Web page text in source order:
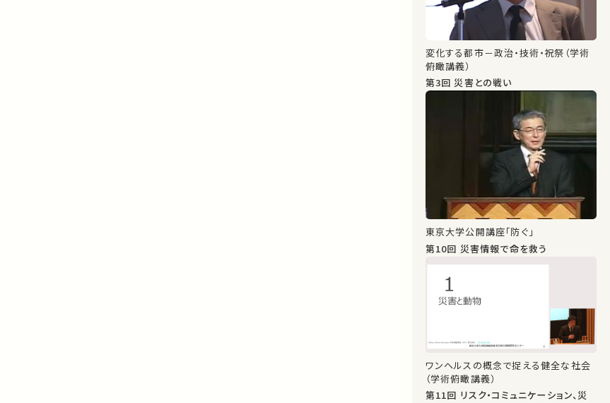
変化する都市－政治・技術・祝祭（学術
俯瞰講義）
第3回 災害との戦い
東京大学公開講座「防ぐ」
第10回 災害情報で命を救う
ワンヘルスの概念で捉える健全な社会
（学術俯瞰講義）
第11回 リスク・コミュニケーション、災